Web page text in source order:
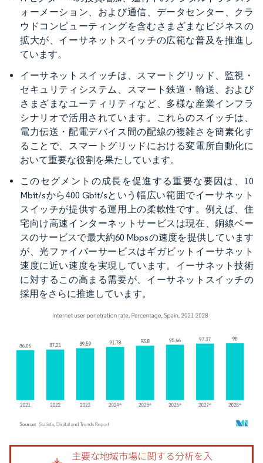
ォーメーション、および通信、データセンター、クラ
ウドコンピューティングを含むさまざまなビジネスの
拡大が、イーサネットスイッチの広範な普及を推進し
ています。
イーサネットスイッチは、スマートグリッド、監視・
セキュリティシステム、スマート鉄道・輸送、および
さまざまなユーティリティなど、多様な産業インフラ
シナリオで活用されています。これらのスイッチは、
電力伝送・配電デバイス間の配線の複雑さを簡素化す
ることで、スマートグリッドにおける変電所自動化に
おいて重要な役割を果たしています。
このセグメントの成長を促進する重要な要因は、10
Mbit/sから400 Gbit/sという幅広い範囲でイーサネット
スイッチが提供する運用上の柔軟性です。例えば、住
宅向け高速インターネットサービスは現在、銅線ベー
スのサービスで最大約60 Mbpsの速度を提供しています
が、光ファイバーサービスはギガビットイーサネット
速度に近い速度を実現しています。イーサネット技術
に対するこの高まる需要が、イーサネットスイッチの
採用をさらに推進しています。
画像 © Mordor Intelligence。再利用にはCC BY 4.0の表示が必要です。